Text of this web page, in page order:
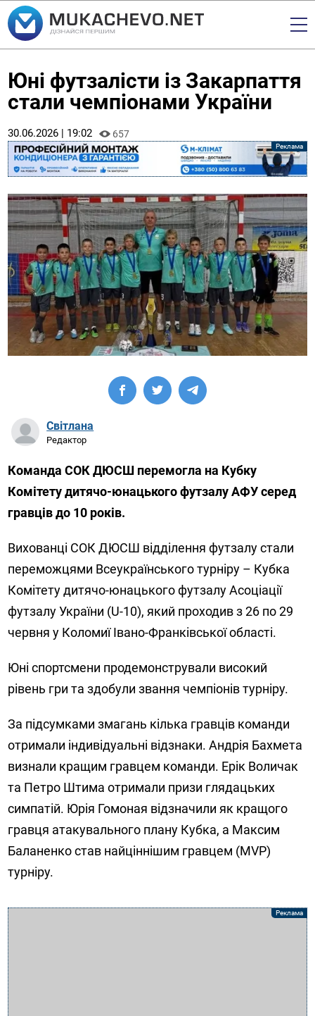
Юні футзалісти із Закарпаття
стали чемпіонами України
30.06.2026 | 19:02 657
Світлана
Редактор
Команда СОК ДЮСШ перемогла на Кубку
Комітету дитячо-юнацького футзалу АФУ серед
гравців до 10 років.
Вихованці СОК ДЮСШ відділення футзалу стали
переможцями Всеукраїнського турніру – Кубка
Комітету дитячо-юнацького футзалу Асоціації
футзалу України (U-10), який проходив з 26 по 29
червня у Коломиї Івано-Франківської області.
Юні спортсмени продемонстрували високий
рівень гри та здобули звання чемпіонів турніру.
За підсумками змагань кілька гравців команди
отримали індивідуальні відзнаки. Андрія Бахмета
визнали кращим гравцем команди. Ерік Воличак
та Петро Штима отримали призи глядацьких
симпатій. Юрія Гомоная відзначили як кращого
гравця атакувального плану Кубка, а Максим
Баланенко став найціннішим гравцем (MVP)
турніру.